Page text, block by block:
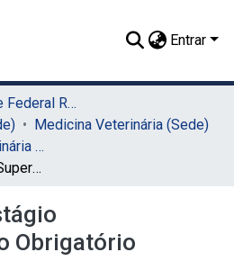
Entrar
01. Universidade Federal Rural de Pernambuco - UFRPE (Sede)
Medicina Veterinária (Sede)
TCC - Medicina Veterinária (Sede)
Relatório de Estágio Supervisionado Obrigatório realizado na Noronha Pescados Ltda, Recife - PE. Relato de experiência - fluxograma de controle de qualidade na indústria de pescado
Obrigatório